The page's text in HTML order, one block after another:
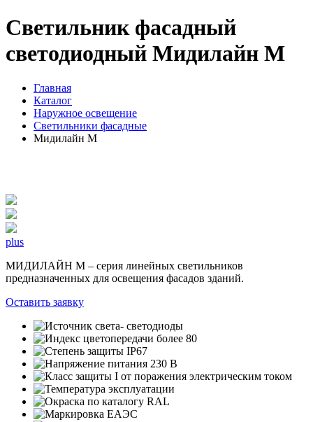
Светильник фасадный
светодиодный Мидилайн М
Главная
Каталог
Наружное освещение
Светильники фасадные
Мидилайн М
plus
МИДИЛАЙН М – серия линейных светильников
предназначенных для освещения фасадов зданий.
Оставить заявку